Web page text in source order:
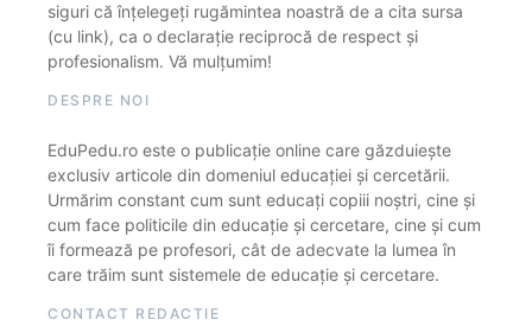
siguri că înțelegeți rugămintea noastră de a cita sursa
(cu link), ca o declarație reciprocă de respect și
profesionalism. Vă mulțumim!
DESPRE NOI
EduPedu.ro este o publicație online care găzduiește
exclusiv articole din domeniul educației și cercetării.
Urmărim constant cum sunt educați copiii noștri, cine și
cum face politicile din educație și cercetare, cine și cum
îi formează pe profesori, cât de adecvate la lumea în
care trăim sunt sistemele de educație și cercetare.
CONTACT REDACȚIE